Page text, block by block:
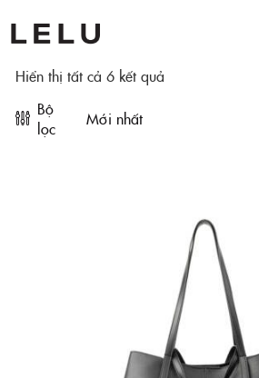
Hiển thị tất cả 6 kết quả
Bộ
lọc